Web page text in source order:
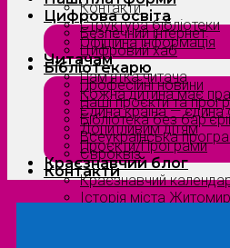
Контакти
Структура бібліотеки
Офіційна інформація
Читачам
Пам’ятка читача
Кожна дитина має
Єдина країна — єдина
Допитливим дітям
Проєкти/Програми
Краєзнавчий блог
Краєзнавчий
Історія міста
Цифрова освіта
Безпечний інтернет
Цифровий хаб
Бібліотекарю
Професійні новини
Наші проєкти та
Бібліотека без
Всеукраїнська
Євроквіз
Контакти